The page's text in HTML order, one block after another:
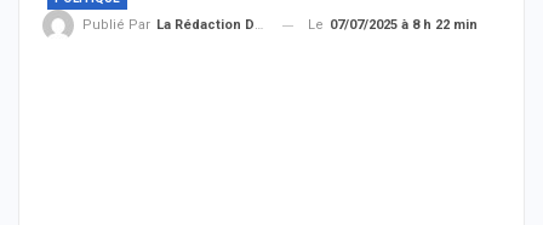
Publié Par La Rédaction De THIEYSENEGAL.com Le 07/07/2025 à 8 h 22 min